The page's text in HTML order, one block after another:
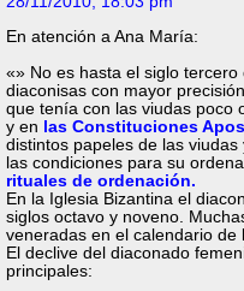
En atención a Ana María:
«» No es hasta el siglo
diaconisas con mayor
que tenía con las viudas poco
y en las Constituciones
distintos papeles de las
las condiciones para su
rituales de ordenación.
En la Iglesia Bizantina el
siglos octavo y noveno.
veneradas en el calendario de
El declive del diaconado
principales: